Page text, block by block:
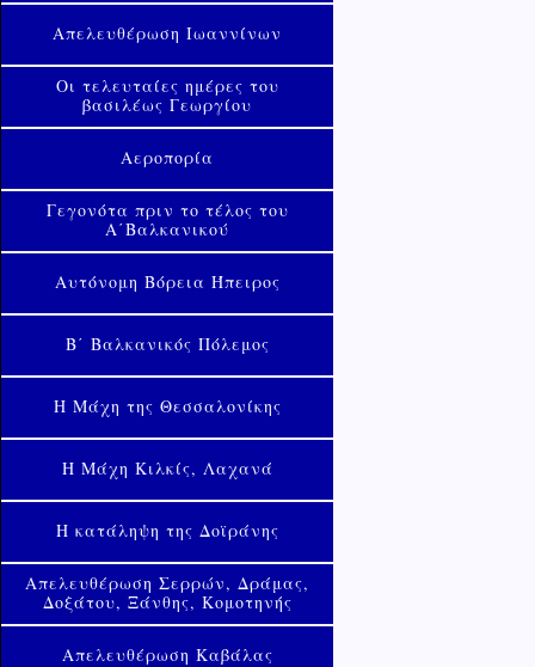
Απελευθέρωση Ιωαννίνων
Οι τελευταίες ημέρες του
βασιλέως Γεωργίου
Αεροπορία
Γεγονότα πριν το τέλος του
Α΄Βαλκανικού
Αυτόνομη Βόρεια Ήπειρος
Β΄ Βαλκανικός Πόλεμος
Η Μάχη της Θεσσαλονίκης
Η Μάχη Κιλκίς, Λαχανά
Η κατάληψη της Δοϊράνης
Απελευθέρωση Σερρών, Δράμας,
Δοξάτου, Ξάνθης, Κομοτηνής
Απελευθέρωση Καβάλας